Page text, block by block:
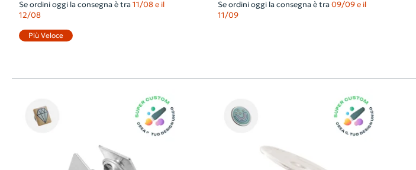
Se ordini oggi la consegna è tra 11/08 e il
12/08
Più Veloce
Se ordini oggi la consegna è tra 09/09 e il
11/09